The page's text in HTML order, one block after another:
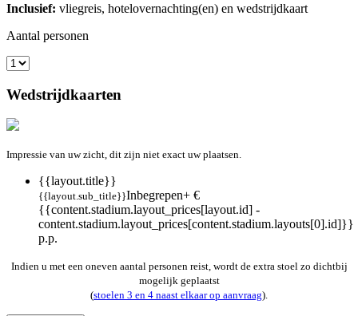
Inclusief: vliegreis, hotelovernachting(en) en wedstrijdkaart
Aantal personen
Wedstrijdkaarten
Impressie van uw zicht, dit zijn niet exact uw plaatsen.
{{layout.title}}
{{layout.sub_title}}Inbegrepen+ €
{{content.stadium.layout_prices[layout.id] -
content.stadium.layout_prices[content.stadium.layouts[0].id]}}
p.p.
Indien u met een oneven aantal personen reist, wordt de extra stoel zo dichtbij
mogelijk geplaatst
(stoelen 3 en 4 naast elkaar op aanvraag).